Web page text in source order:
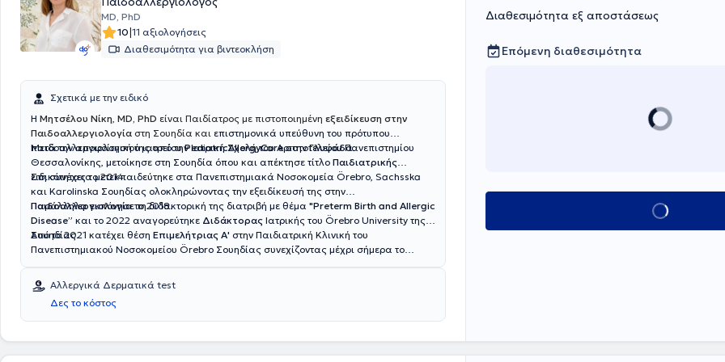
MD, PhD
10|11 αξιολογήσεις
Διαθεσιμότητα για βιντεοκλήση
Σχετικά με την ειδικό
Η Μητσέλου Νίκη, MD, PhD είναι Παιδίατρος με πιστοποιημένη εξειδίκευση στην
Παιδοαλλεργιολογία στη Σουηδία και επιστημονικά υπεύθυνη του πρότυπου
παιδοαλλεργιολογικού ιατρείουPediatricAllergyCareστηνΓλυφάδα.
Μετά την αποφοίτησή της από την Ιατρική Σχολή του Αριστοτελείου Πανεπιστημίου
Θεσσαλονίκης, μετοίκησε στη Σουηδία όπου και απέκτησε τίτλο Παιδιατρικής
ειδικότητας το 2014.
Στη συνέχεια μετεκπαιδεύτηκε στα Πανεπιστημιακά Νοσοκομεία Örebro, Sachsska
και Karolinska Σουηδίας ολοκληρώνοντας την εξειδίκευσή της στην
Παιδοαλλεργιολογίατο 2018.
Παράλληλα εκπόνησε τη διδακτορική της διατριβή με θέμα "Preterm Birth and Allergic
Disease” και το 2022 αναγορεύτηκε Διδάκτορας Ιατρικής του Örebro University της
Σουηδίας.
Από το 2021 κατέχει θέση Επιμελήτριας Α' στην Παιδιατρική Κλινική του
Πανεπιστημιακού Νοσοκομείου Örebro Σουηδίας συνεχίζοντας μέχρι σήμερα το
Αλλεργικά Δερματικά test
Δες το κόστος
Διαθεσιμότητα εξ αποστάσεως
Επόμενη διαθεσιμότητα
Κλείσε ραντεβού